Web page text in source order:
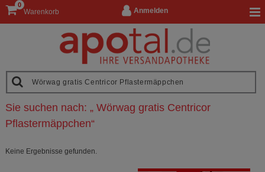
Anmelden
Warenkorb
0
Sie suchen nach: „Wörwag gratis Centricor
Pflastermäppchen“
Keine Ergebnisse gefunden.